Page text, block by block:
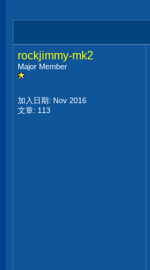
rockjimmy-mk2
Major Member
加入日期: Nov 2016
文章: 113